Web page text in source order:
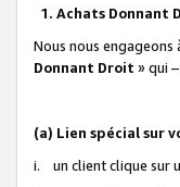
1. Achats Donnant
Nous nous
Donnant Droit » qui
(a) Lien spécial sur
i. un client clique sur